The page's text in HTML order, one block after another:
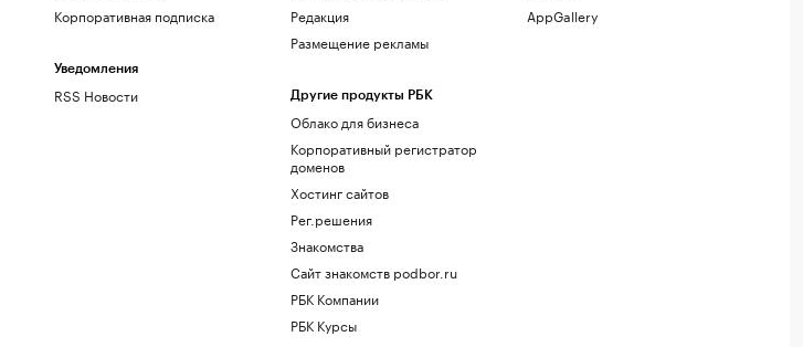
Корпоративная подписка
Уведомления
RSS Новости
Редакция
Размещение рекламы
Другие продукты РБК
Облако для бизнеса
Корпоративный регистратор
доменов
Хостинг сайтов
Рег.решения
Знакомства
Сайт знакомств podbor.ru
РБК Компании
РБК Курсы
AppGallery